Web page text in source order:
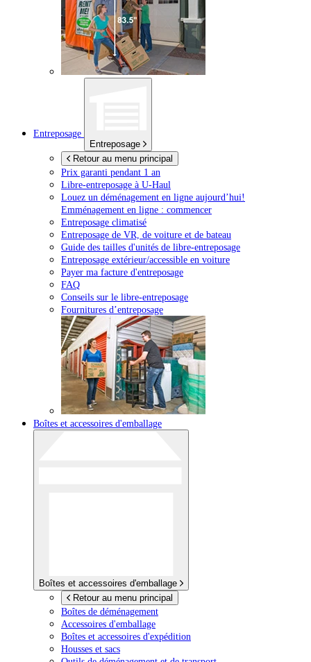
Entreposage
Entreposage
Retour au menu principal
Prix garanti pendant 1 an
Libre-entreposage à U-Haul
Louez un déménagement en ligne aujourd’hui!
Emménagement en ligne : commencer
Entreposage climatisé
Entreposage de VR, de voiture et de bateau
Guide des tailles d'unités de libre-entreposage
Entreposage extérieur/accessible en voiture
Payer ma facture d'entreposage
FAQ
Conseils sur le libre-entreposage
Fournitures d’entreposage
Boîtes et accessoires d'emballage
Boîtes et accessoires d'emballage
Retour au menu principal
Boîtes de déménagement
Accessoires d'emballage
Boîtes et accessoires d'expédition
Housses et sacs